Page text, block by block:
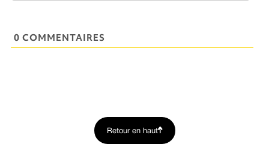
0 COMMENTAIRES
Retour en haut